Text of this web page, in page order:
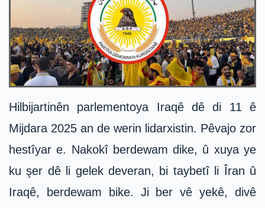
Hilbijartinên parlementoya Iraqê dê di 11 ê
Mijdara 2025 an de werin lidarxistin. Pêvajo zor
hestîyar e. Nakokî berdewam dike, û xuya ye
ku şer dê li gelek deveran, bi taybetî li Îran û
Iraqê, berdewam bike. Ji ber vê yekê, divê